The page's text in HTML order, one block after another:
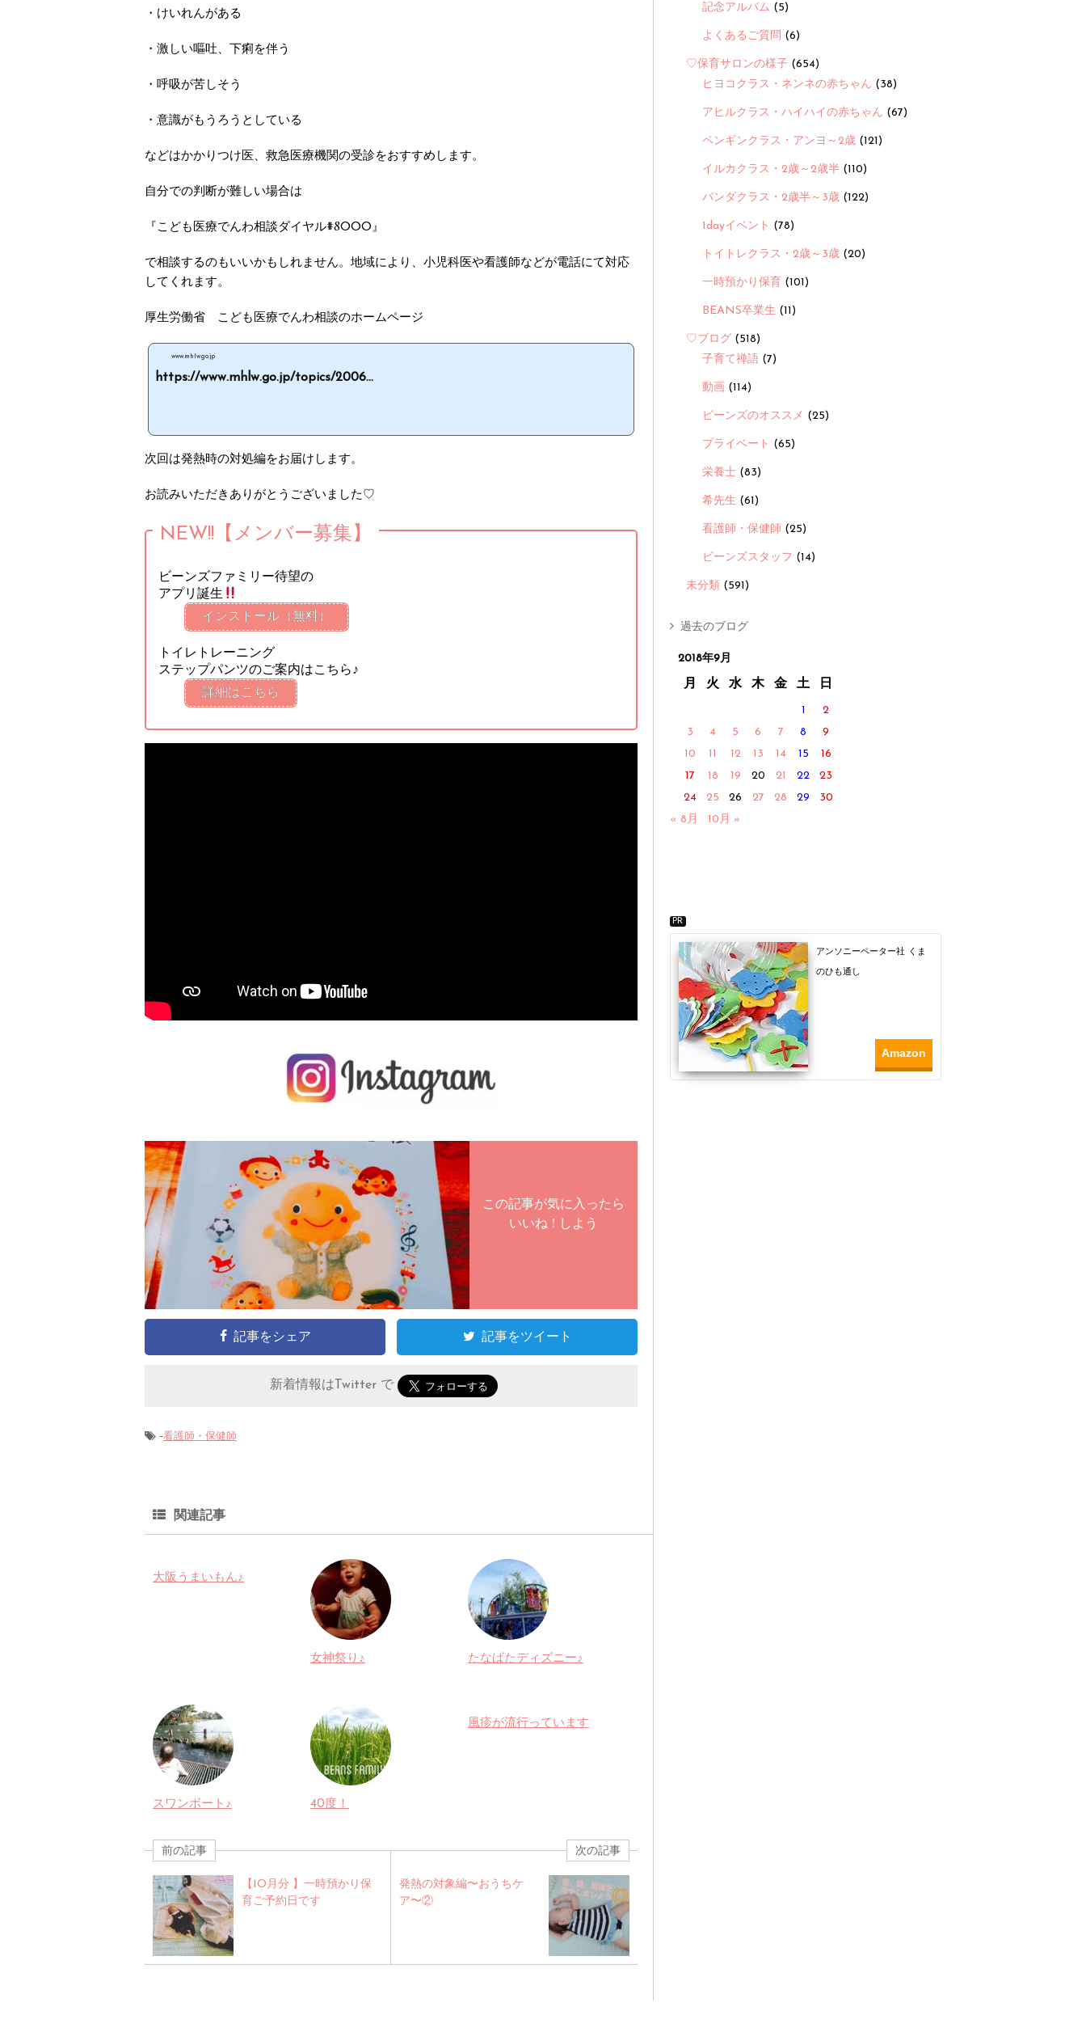
・けいれんがある
・激しい嘔吐、下痢を伴う
・呼吸が苦しそう
・意識がもうろうとしている
などはかかりつけ医、救急医療機関の受診をおすすめします。
自分での判断が難しい場合は
『こども医療でんわ相談ダイヤル#8000』
で相談するのもいいかもしれません。地域により、小児科医や看護師などが電話にて対応
してくれます。
厚生労働省 こども医療でんわ相談のホームページ
www.mhlw.go.jp
https://www.mhlw.go.jp/topics/2006...
次回は発熱時の対処編をお届けします。
お読みいただきありがとうございました♡
NEW!!【メンバー募集】
ビーンズファミリー待望の
アプリ誕生
インストール（無料）
トイレトレーニング
ステップパンツのご案内はこちら♪
詳細はこちら
この記事が気に入ったら
いいね ! しよう
記事をシェア 記事をツイート
新着情報はTwitter で
-看護師・保健師
関連記事
大阪うまいもん♪
女神祭り♪ たなばたディズニー♪
スワンボート♪ 40度！
風疹が流行っています
前の記事
【10月分 】一時預かり保
育ご予約日です
次の記事
発熱の対象編〜おうちケ
ア〜②
記念アルバム (5)
よくあるご質問 (6)
♡保育サロンの様子 (654)
ヒヨコクラス・ネンネの赤ちゃん (38)
アヒルクラス・ハイハイの赤ちゃん (67)
ペンギンクラス・アンヨ～2歳 (121)
イルカクラス・2歳～2歳半 (110)
パンダクラス・2歳半～3歳 (122)
1dayイベント (78)
トイトレクラス・2歳～3歳 (20)
一時預かり保育 (101)
BEANS卒業生 (11)
♡ブログ (518)
子育て禅語 (7)
動画 (114)
ビーンズのオススメ (25)
プライベート (65)
栄養士 (83)
希先生 (61)
看護師・保健師 (25)
ビーンズスタッフ (14)
未分類 (591)
過去のブログ
2018年9月
月 火 水 木 金 土 日
1
2
3
4 5 6 7 8
9
10
11 12 13 14 15
16
17
18 19 20 21 22
23
24
25 26 27 28 29
30
« 8月
10月 »
PR
アンソニーペーター社 くま
のひも通し
Amazon